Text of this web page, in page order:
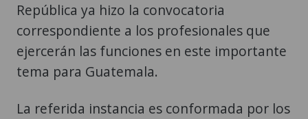
República ya hizo la convocatoria
correspondiente a los profesionales que
ejercerán las funciones en este importante
tema para Guatemala.
La referida instancia es conformada por los